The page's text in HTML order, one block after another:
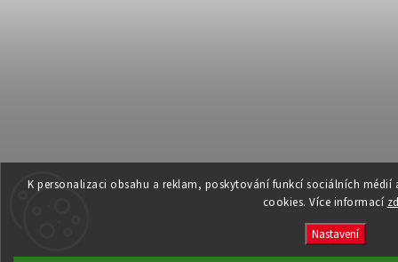
K personalizaci obsahu a reklam, poskytování funkcí sociálních
cookies. Více informací
Nastavení